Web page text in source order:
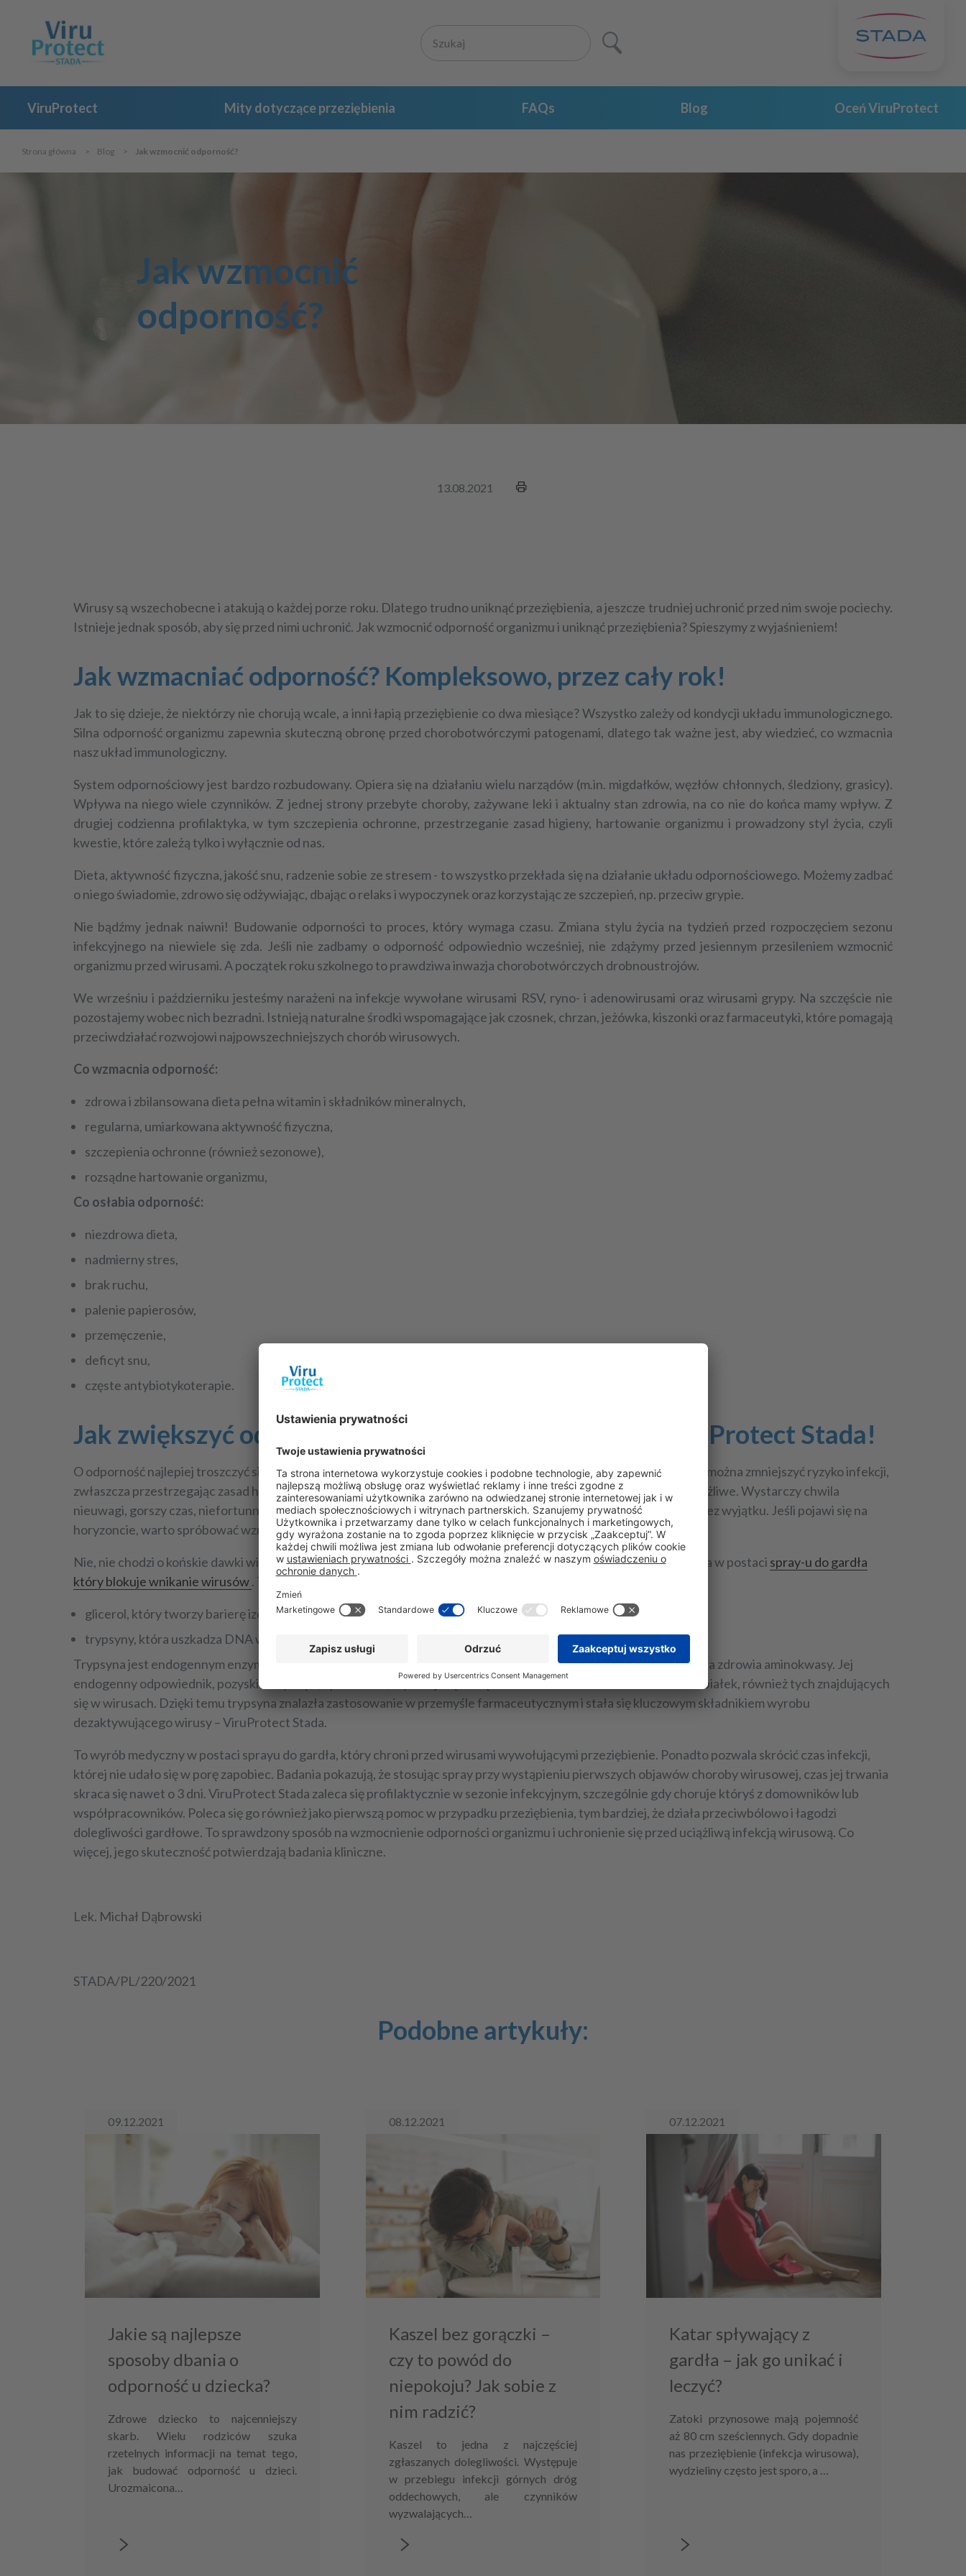
ViruProtect Mity dotyczące przeziębienia FAQs Blog Oceń ViruProtect
Strona główna Blog Jak wzmocnić odporność?
Jak wzmocnić
odporność?
13.08.2021
Wirusy są wszechobecne i atakują o każdej porze roku. Dlatego trudno uniknąć przeziębienia, a jeszcze trudniej uchronić przed nim swoje pociechy.
Istnieje jednak sposób, aby się przed nimi uchronić. Jak wzmocnić odporność organizmu i uniknąć przeziębienia? Spieszymy z wyjaśnieniem!
Jak wzmacniać odporność? Kompleksowo, przez cały rok!
Jak to się dzieje, że niektórzy nie chorują wcale, a inni łapią przeziębienie co dwa miesiące? Wszystko zależy od kondycji układu immunologicznego.
Silna odporność organizmu zapewnia skuteczną obronę przed chorobotwórczymi patogenami, dlatego tak ważne jest, aby wiedzieć, co wzmacnia
nasz układ immunologiczny.
System odpornościowy jest bardzo rozbudowany. Opiera się na działaniu wielu narządów (m.in. migdałków, węzłów chłonnych, śledziony, grasicy).
Wpływa na niego wiele czynników. Z jednej strony przebyte choroby, zażywane leki i aktualny stan zdrowia, na co nie do końca mamy wpływ. Z
drugiej codzienna profilaktyka, w tym szczepienia ochronne, przestrzeganie zasad higieny, hartowanie organizmu i prowadzony styl życia, czyli
kwestie, które zależą tylko i wyłącznie od nas.
Dieta, aktywność fizyczna, jakość snu, radzenie sobie ze stresem - to wszystko przekłada się na działanie układu odpornościowego. Możemy zadbać
o niego świadomie, zdrowo się odżywiając, dbając o relaks i wypoczynek oraz korzystając ze szczepień, np. przeciw grypie.
Nie bądźmy jednak naiwni! Budowanie odporności to proces, który wymaga czasu. Zmiana stylu życia na tydzień przed rozpoczęciem sezonu
infekcyjnego na niewiele się zda. Jeśli nie zadbamy o odporność odpowiednio wcześniej, nie zdążymy przed jesiennym przesileniem wzmocnić
organizmu przed wirusami. A początek roku szkolnego to prawdziwa inwazja chorobotwórczych drobnoustrojów.
We wrześniu i październiku jesteśmy narażeni na infekcje wywołane wirusami RSV, ryno- i adenowirusami oraz wirusami grypy. Na szczęście nie
pozostajemy wobec nich bezradni. Istnieją naturalne środki wspomagające jak czosnek, chrzan, jeżówka, kiszonki oraz farmaceutyki, które pomagają
przeciwdziałać rozwojowi najpowszechniejszych chorób wirusowych.
Co wzmacnia odporność:
zdrowa i zbilansowana dieta pełna witamin i składników mineralnych,
regularna, umiarkowana aktywność fizyczna,
szczepienia ochronne (również sezonowe),
rozsądne hartowanie organizmu,
Co osłabia odporność:
niezdrowa dieta,
nadmierny stres,
brak ruchu,
palenie papierosów,
przemęczenie,
deficyt snu,
częste antybiotykoterapie.
Jak zwiększyć odporność w sezonie infekcyjnym? Z ViruProtect Stada!
O odporność najlepiej troszczyć się regularnie i kompleksowo, po prostu dbając o siebie przez cały rok. Dzięki temu można zmniejszyć ryzyko infekcji,
zwłaszcza przestrzegając zasad higieny i unikając zatłoczonych miejsc. Oczywiście nie zawsze jest to proste ani możliwe. Wystarczy chwila
nieuwagi, gorszy czas, niefortunny splot wydarzeń… Choroba nie wybiera, a przeziębienie może dopaść każdego. Bez wyjątku. Jeśli pojawi się na
horyzoncie, warto spróbować wzmocnić odporność. W jaki sposób?
Nie, nie chodzi o końskie dawki witaminy C ani monotonną dietę cynkową, lecz o wyrób medyczny Viruprotect Stada w postaci spray-u do gardła
który blokuje wnikanie wirusów. To preparat stworzony z połączenia dwóch składników:
glicerol, który tworzy barierę izolującą wirusy,
trypsyny, która uszkadza DNA wirusów, blokując dalsze infekowanie komórek organizmu gospodarza.
Trypsyna jest endogennym enzymem trawiennym, który ma zdolność trawienia białek, z których powstają ważne dla zdrowia aminokwasy. Jej
endogenny odpowiednik, pozyskiwany z ryb, np. z dorsza, wykazuje tę samą właściwość - ma zdolność do rozkładu białek, również tych znajdujących
się w wirusach. Dzięki temu trypsyna znalazła zastosowanie w przemyśle farmaceutycznym i stała się kluczowym składnikiem wyrobu
dezaktywującego wirusy – ViruProtect Stada.
To wyrób medyczny w postaci sprayu do gardła, który chroni przed wirusami wywołującymi przeziębienie. Ponadto pozwala skrócić czas infekcji,
której nie udało się w porę zapobiec. Badania pokazują, że stosując spray przy wystąpieniu pierwszych objawów choroby wirusowej, czas jej trwania
skraca się nawet o 3 dni. ViruProtect Stada zaleca się profilaktycznie w sezonie infekcyjnym, szczególnie gdy choruje któryś z domowników lub
współpracowników. Poleca się go również jako pierwszą pomoc w przypadku przeziębienia, tym bardziej, że działa przeciwbólowo i łagodzi
dolegliwości gardłowe. To sprawdzony sposób na wzmocnienie odporności organizmu i uchronienie się przed uciążliwą infekcją wirusową. Co
więcej, jego skuteczność potwierdzają badania kliniczne.
Lek. Michał Dąbrowski
STADA/PL/220/2021
Podobne artykuły:
09.12.2021
Jakie są najlepsze
sposoby dbania o
odporność u dziecka?
Zdrowe dziecko to najcenniejszy
skarb. Wielu rodziców szuka
rzetelnych informacji na temat tego,
jak budować odporność u dzieci.
Urozmaicona…
08.12.2021
Kaszel bez gorączki –
czy to powód do
niepokoju? Jak sobie z
nim radzić?
Kaszel to jedna z najczęściej
zgłaszanych dolegliwości. Występuje
w przebiegu infekcji górnych dróg
oddechowych, ale czynników
wyzwalających…
07.12.2021
Katar spływający z
gardła – jak go unikać i
leczyć?
Zatoki przynosowe mają pojemność
aż 80 cm sześciennych. Gdy dopadnie
nas przeziębienie (infekcja wirusowa),
wydzieliny często jest sporo, a …